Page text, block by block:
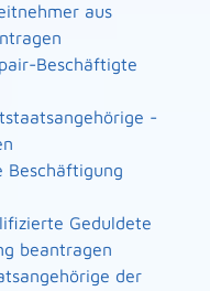
aus
Beschäftigte
-
Beschäftigung
Geduldete
beantragen
der